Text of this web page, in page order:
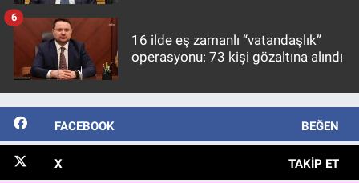
16 ilde eş zamanlı “vatandaşlık”
operasyonu: 73 kişi gözaltına alındı
6
FACEBOOK BEĞEN
X TAKIP ET